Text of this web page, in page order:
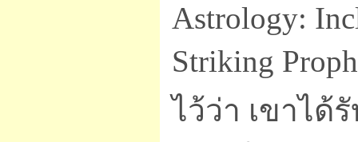
Astrology:
Striking
ไว้ว่า เขาไ